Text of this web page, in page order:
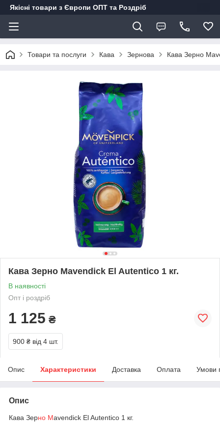
Якісні товари з Європи ОПТ та Роздріб
Товари та послуги Кава Зернова Кава Зерно
Кава Зерно Mavendick El Autentico 1 кг.
В наявності
Опт і роздріб
1 125 ₴
900 ₴ від 4 шт.
Опис Характеристики Доставка Оплата Умови
Опис
Кава Зерно Mavendick El Autentico 1 кг.